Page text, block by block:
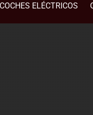
COCHES ELÉCTRICOS